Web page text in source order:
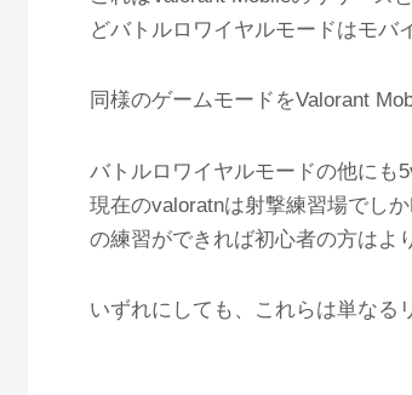
どバトルロワイヤルモードはモバ
同様のゲームモードをValorant
バトルロワイヤルモードの他にも
現在のvaloratnは射撃練習場でし
の練習ができれば初心者の方はよ
いずれにしても、これらは単なる